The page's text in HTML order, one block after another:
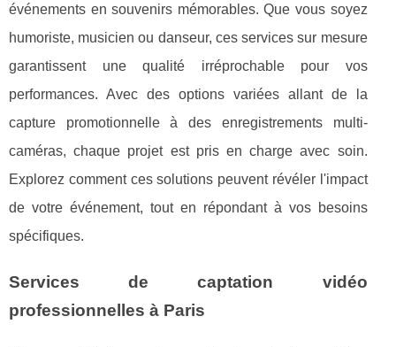
événements en souvenirs mémorables. Que vous soyez
humoriste, musicien ou danseur, ces services sur mesure
garantissent une qualité irréprochable pour vos
performances. Avec des options variées allant de la
capture promotionnelle à des enregistrements multi-
caméras, chaque projet est pris en charge avec soin.
Explorez comment ces solutions peuvent révéler l'impact
de votre événement, tout en répondant à vos besoins
spécifiques.
Services de captation vidéo
professionnelles à Paris